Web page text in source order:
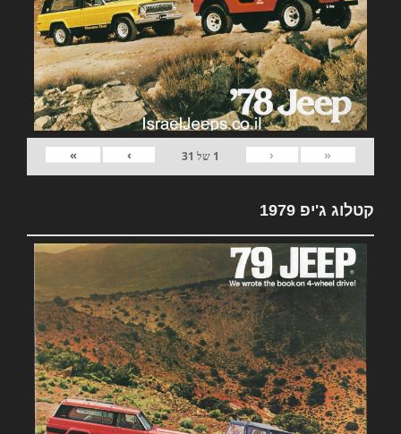
«
‹
1 של 31
›
»
קטלוג ג'יפ 1979